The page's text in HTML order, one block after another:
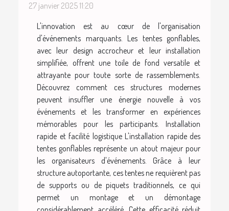
27 janvier 2025 11:20
L'innovation est au cœur de l'organisation
d'événements marquants. Les tentes gonflables,
avec leur design accrocheur et leur installation
simplifiée, offrent une toile de fond versatile et
attrayante pour toute sorte de rassemblements.
Découvrez comment ces structures modernes
peuvent insuffler une énergie nouvelle à vos
événements et les transformer en expériences
mémorables pour les participants. Installation
rapide et facilité logistique L'installation rapide des
tentes gonflables représente un atout majeur pour
les organisateurs d'événements. Grâce à leur
structure autoportante, ces tentes ne requièrent pas
de supports ou de piquets traditionnels, ce qui
permet un montage et un démontage